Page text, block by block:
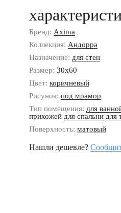
Бренд: Axima
Коллекция: Андорра
Назначение: для стен
Размер: 30x60
Цвет: коричневый
Рисунок: под мрамор
Тип помещения: для
прихожей для спальни для
Поверхность: матовый
Нашли дешевле?